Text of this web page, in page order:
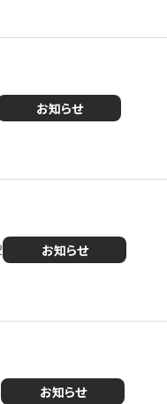
お知らせ
お知らせ
お知らせ